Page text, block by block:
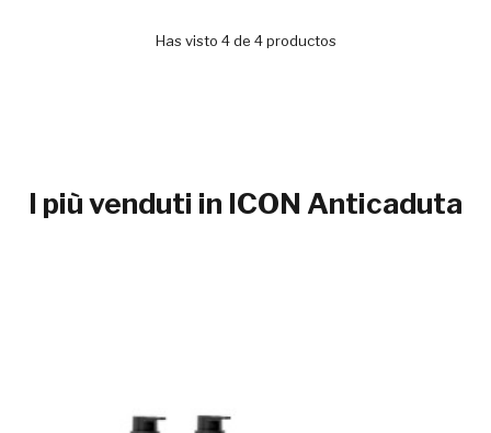
Has visto 4 de 4 productos
I più venduti in ICON Anticaduta